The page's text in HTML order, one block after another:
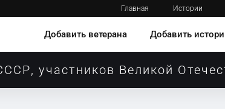
Главная Истории
Добавить ветерана Добавить
участников Великой